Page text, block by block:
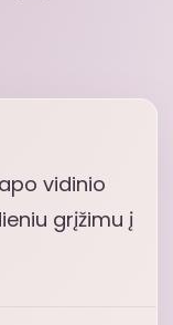
vidinio
grįžimu į